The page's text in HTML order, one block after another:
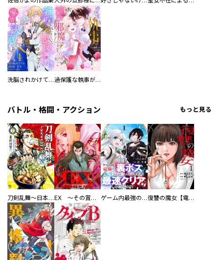
洗脳されかけていた悪役令嬢ですが家出を決意しました。【電子単行本版／特典おまけ付き】 過保護な執事が私の婚活を邪魔してきます！ 分冊版
バトル・格闘・アクション もっと見る
刀剣乱舞～日本号つれづれ酒～ EX ～その賞金稼ぎは、世界の出口を探す～【単行本版】 ゲーム内最強の『裏ボス』に転生したので、主人公の代わりに最速クリアを目指します！【電子単行本版】 復讐の魔女【電子単行本版】